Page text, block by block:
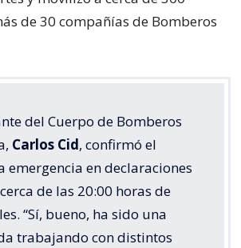
de 30 compañías de Bomberos
del Cuerpo de Bomberos
Carlos Cid, confirmó el
emergencia en declaraciones
de las 20:00 horas de
“Sí, bueno, ha sido una
trabajando con distintos